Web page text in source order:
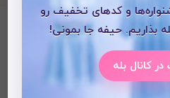
شده
و کدهای تخفیف رو
بذاریم. حیفه جا بمونی!
کانال بله